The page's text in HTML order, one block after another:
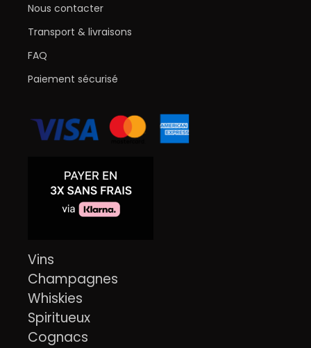
Nous contacter
Transport & livraisons
FAQ
Paiement sécurisé
Vins
Champagnes
Whiskies
Spiritueux
Cognacs